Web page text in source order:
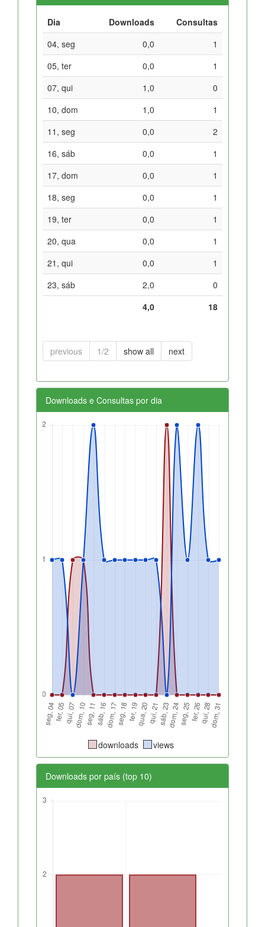
Dia Downloads
Consultas
04, seg
0,0
1
05, ter
0,0
1
07, qui
1,0
0
10, dom
1,0
1
11, seg
0,0
2
16, sáb
0,0
1
17, dom
0,0
1
18, seg
0,0
1
19, ter
0,0
1
20, qua
0,0
1
21, qui
0,0
1
23, sáb
2,0
0
4,0
18
previous 1/2 show all next
Downloads e Consultas por dia
downloads views
Downloads por país (top 10)